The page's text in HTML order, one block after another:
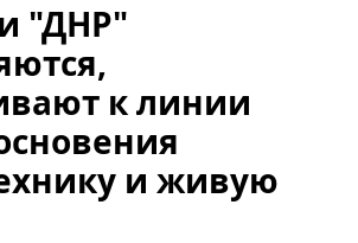
"ДНР"
к линии
и живую